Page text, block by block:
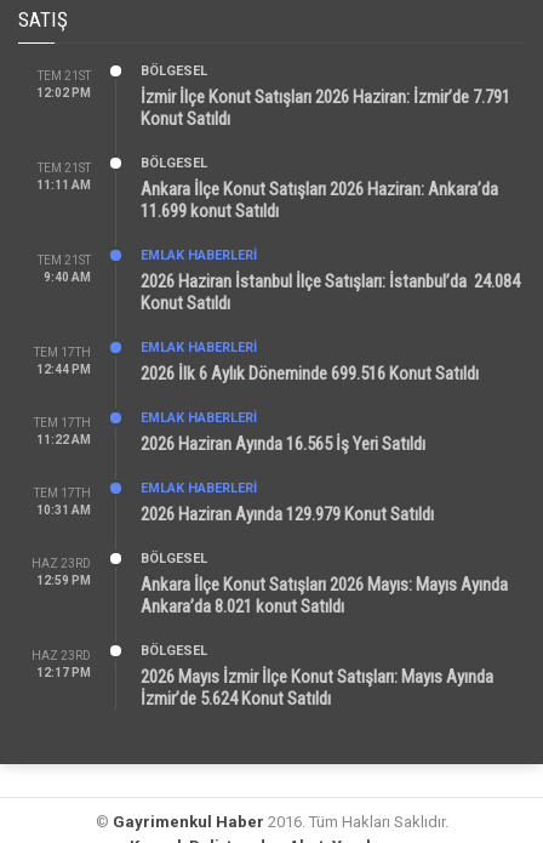
SATIŞ
TEM 21ST
12:02 PM
BÖLGESEL
İzmir İlçe Konut Satışları 2026 Haziran: İzmir’de 7.791
Konut Satıldı
TEM 21ST
11:11 AM
BÖLGESEL
Ankara İlçe Konut Satışları 2026 Haziran: Ankara’da
11.699 konut Satıldı
TEM 21ST
9:40 AM
EMLAK HABERLERI
2026 Haziran İstanbul İlçe Satışları: İstanbul’da 24.084
Konut Satıldı
TEM 17TH
12:44 PM
EMLAK HABERLERI
2026 İlk 6 Aylık Döneminde 699.516 Konut Satıldı
TEM 17TH
11:22 AM
EMLAK HABERLERI
2026 Haziran Ayında 16.565 İş Yeri Satıldı
TEM 17TH
10:31 AM
EMLAK HABERLERI
2026 Haziran Ayında 129.979 Konut Satıldı
HAZ 23RD
12:59 PM
BÖLGESEL
Ankara İlçe Konut Satışları 2026 Mayıs: Mayıs Ayında
Ankara’da 8.021 konut Satıldı
HAZ 23RD
12:17 PM
BÖLGESEL
2026 Mayıs İzmir İlçe Konut Satışları: Mayıs Ayında
İzmir’de 5.624 Konut Satıldı
© Gayrimenkul Haber 2016. Tüm Hakları Saklıdır.